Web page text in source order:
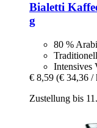
Bialetti
g
80 %
Intensives
€ 8,59 (€ 34,36 /
Zustellung bis